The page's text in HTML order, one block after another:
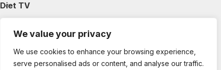
We value your privacy
We use cookies to enhance your browsing experience,
serve personalised ads or content, and analyse our traffic.
Diet TV
Κατηγορίες Άρθρων
Ακολουθήστε μας